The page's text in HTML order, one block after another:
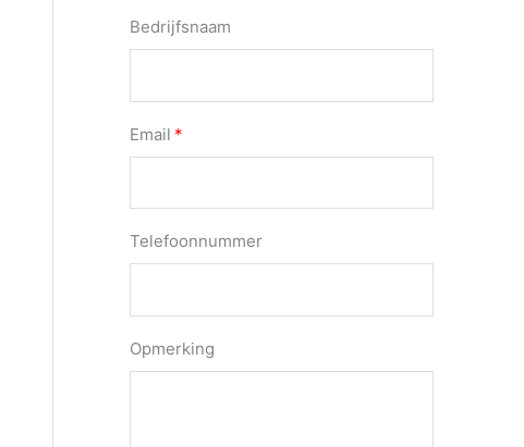
Bedrijfsnaam
Email
Telefoonnummer
Opmerking